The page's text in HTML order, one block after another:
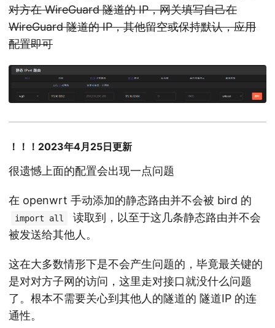
对方在 WireGuard 隧道的 IP，网关填写自己在
WireGuard 隧道的 IP，其他留空或保持默认，应用
配置即可
！！！2023年4月25日更新
很遗憾上面的配置会出现一点问题
在 openwrt 手动添加的静态路由并不会被 bird 的
import all
读取到，以至于这几条静态路由并不会
被发送给其他人。
这在大多数情形下是不会产生问题的，毕竟最关键的
是对对方子网的访问，这里走对接口就没什么问题
了。根本不需要关心到其他人的隧道的 隧道IP 的连
通性。